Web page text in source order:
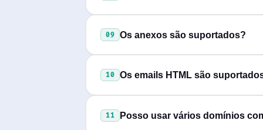
destinatário pode estar a bloquear
09 Os anexos são suportados?
10 Os emails HTML são
11 Posso usar vários domínios